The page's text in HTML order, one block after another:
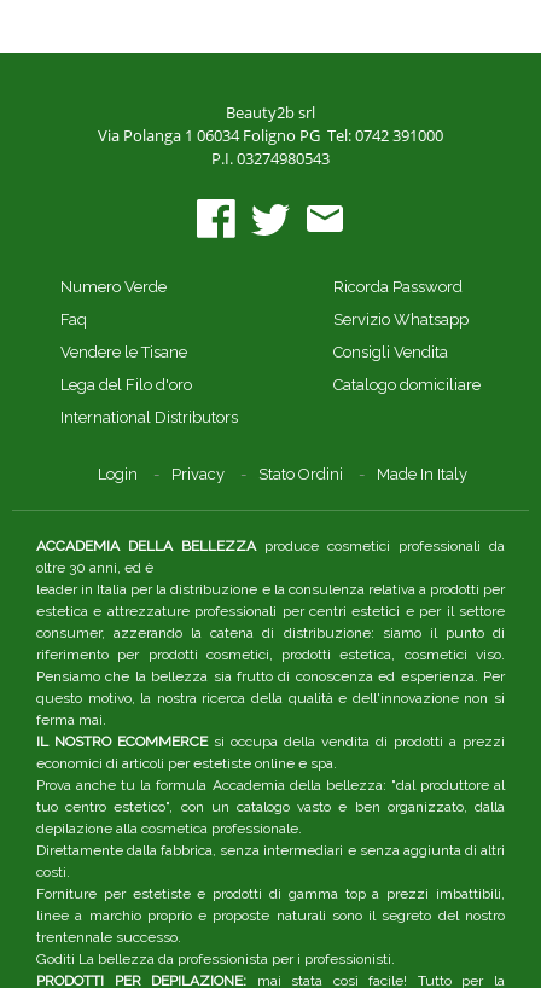
Beauty2b srl
Via Polanga 1 06034 Foligno PG Tel: 0742 391000
P.I. 03274980543
Numero Verde
Faq
Vendere le Tisane
Lega del Filo d'oro
International Distributors
Ricorda Password
Servizio Whatsapp
Consigli Vendita
Catalogo domiciliare
Login Privacy Stato Ordini Made In Italy
ACCADEMIA DELLA BELLEZZAproduce cosmetici professionali da
oltre 30 anni, ed è
leader in Italia per la distribuzione e la consulenza relativa a prodotti per
estetica e attrezzature professionali per centri estetici e per il settore
consumer, azzerando la catena di distribuzione: siamo il punto di
riferimento per prodotti cosmetici, prodotti estetica, cosmetici viso.
Pensiamo che la bellezza sia frutto di conoscenza ed esperienza. Per
questo motivo, la nostra ricerca della qualità e dell'innovazione non si
ferma mai.
IL NOSTRO ECOMMERCEsi occupa della vendita di prodotti a prezzi
economici di articoli per estetiste online e spa.
Prova anche tu la formula Accademia della bellezza: "dal produttore al
tuo centro estetico", con un catalogo vasto e ben organizzato, dalla
depilazione alla cosmetica professionale.
Direttamente dalla fabbrica, senza intermediari e senza aggiunta di altri
costi.
Forniture per estetiste e prodotti di gamma top a prezzi imbattibili,
linee a marchio proprio e proposte naturali sono il segreto del nostro
trentennale successo.
Goditi La bellezza da professionista per i professionisti.
PRODOTTI PER DEPILAZIONE: mai stata così facile! Tutto per la